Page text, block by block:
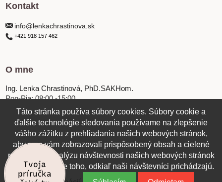
Kontakt
info@lenkachrastinova.sk
+421 918 157 462
O mne
Ing. Lenka Chrastinová, PhD.SAKHom.
Pon-Pia: 08:00 -15:00
Aktualizované: 11/2025
Táto stránka používa súbory cookies. Súbory cookie a
ďalšie technológie sledovania používame na zlepšenie
vášho zážitku z prehliadania našich webových stránok,
aby sme vám zobrazovali prispôsobený obsah a cielené
reklamy, na analýzu návštevnosti našich webových stránok
a na pochopenie toho, odkiaľ naši návštevníci prichádzajú.
Tvoja
príručka